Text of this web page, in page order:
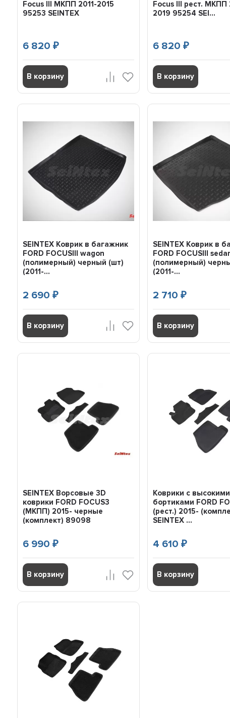
Focus III МКПП 2011-2015
95253 SEINTEX
6 820₽
В корзину
Focus III рест. МКПП
2019 95254 SEI...
6 820₽
В корзину
SEINTEX Коврик в багажник
FORD FOCUSIII wagon
(полимерный) черный (шт)
(2011-...
2 690₽
В корзину
SEINTEX Коврик в
FORD FOCUSIII
(полимерный)
(2011-...
2 710₽
В корзину
SEINTEX Ворсовые 3D
коврики FORD FOCUS3
(МКПП) 2015- черные
(комплект) 89098
6 990₽
В корзину
Коврики с высокими
бортиками FORD
(рест.) 2015-
SEINTEX ...
4 610₽
В корзину